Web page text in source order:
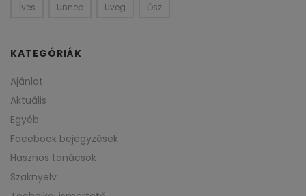
Íves Ünnep Üveg Ősz
KATEGÓRIÁK
Ajánlat
Aktuális
Egyéb
Facebook bejegyzések
Hasznos tanácsok
Szaknyelv